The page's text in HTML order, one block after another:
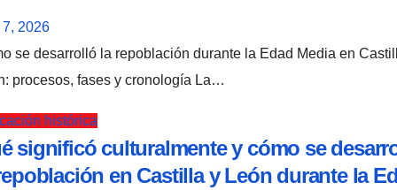
2026
procesos, fases y cronología La…
histórica
significó culturalmente y cómo se
en Castilla y León durante la